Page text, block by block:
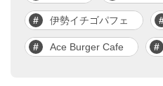
伊勢イチゴパフェ
Ace Burger Cafe